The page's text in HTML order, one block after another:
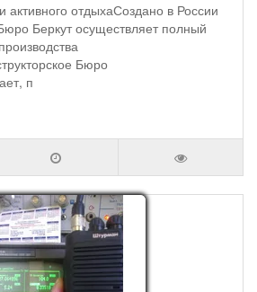
активного отдыхаСоздано в России
Беркут осуществляет полный
Бюро
п